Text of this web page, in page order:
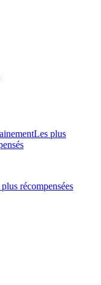
Les plus
récompensées